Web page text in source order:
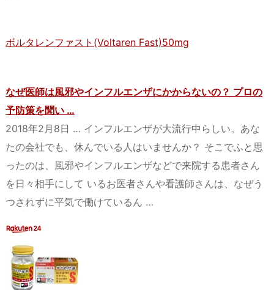
ボルタレンファスト(Voltaren Fast)50mg
なぜ医師は風邪やインフルエンザにかからないの？ プロの
予防策を聞い …
2018年2月8日 … インフルエンザが大流行中らしい。あな
たの会社でも、休んでいる人はいませんか？ そこでふと思
ったのは、風邪やインフルエンザなどで来院する患者さん
を日々相手にして いるお医者さんや看護師さんは、なぜう
つされずに平気で働けているん …